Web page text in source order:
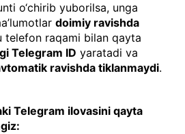
o‘chirib yuborilsa, unga
doimiy ravishda
telefon raqami bilan qayta
Telegram ID yaratadi va
ravishda tiklanmaydi.
Telegram ilovasini qayta